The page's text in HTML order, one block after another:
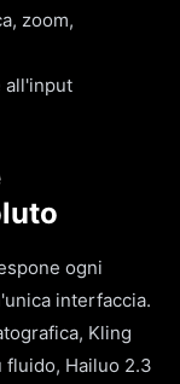
zoom,
all'input
ogni
interfaccia.
Kling
fluido, Hailuo 2.3